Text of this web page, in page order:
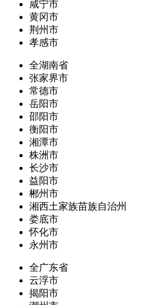
咸宁市
黄冈市
荆州市
孝感市
全湖南省
张家界市
常德市
岳阳市
邵阳市
衡阳市
湘潭市
株洲市
长沙市
益阳市
郴州市
湘西土家族苗族自治州
娄底市
怀化市
永州市
全广东省
云浮市
揭阳市